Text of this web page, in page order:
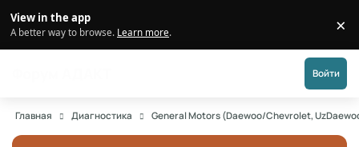
View in the app
A better way to browse. Learn more. ×
Войти
Главная Диагностика General Motors (Daewoo/Chevrolet,